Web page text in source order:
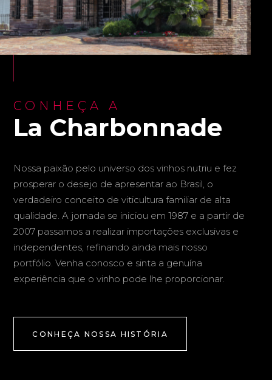
CONHEÇA A
La Charbonnade
Nossa paixão pelo universo dos vinhos nutriu e fez
prosperar o desejo de apresentar ao Brasil, o
verdadeiro conceito de viticultura familiar de alta
qualidade. A jornada se iniciou em 1987 e a partir de
2007 passamos a realizar importações exclusivas e
independentes, refinando ainda mais nosso
portfólio. Venha conosco e sinta a genuína
experiência que o vinho pode lhe proporcionar.
CONHEÇA NOSSA HISTÓRIA